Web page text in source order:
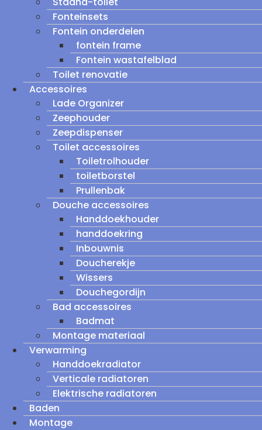
Fonteinsets
Fontein onderdelen
fontein frame
Fontein wastafelblad
Toilet renovatie
Accessoires
Lade Organizer
Zeephouder
Zeepdispenser
Toilet accessoires
Toiletrolhouder
toiletborstel
Prullenbak
Douche accessoires
Handdoekhouder
handdoekring
Inbouwnis
Doucherekje
Wissers
Douchegordijn
Bad accessoires
Badmat
Montage materiaal
Verwarming
Handdoekradiator
Verticale radiatoren
Elektrische radiatoren
Baden
Montage